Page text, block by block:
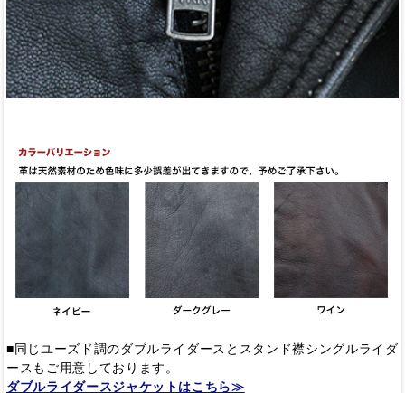
■同じユーズド調のダブルライダースとスタンド襟シングルライダ
ースもご用意しております。
ダブルライダースジャケットはこちら≫